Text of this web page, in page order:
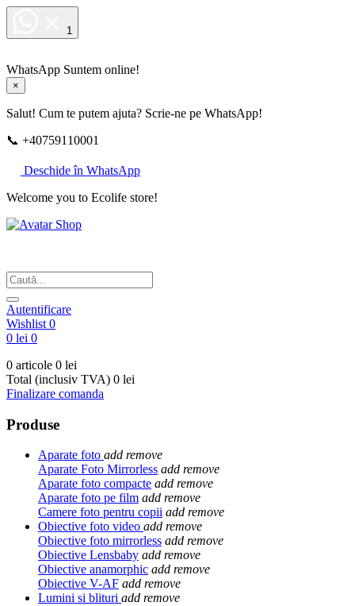
1
WhatsApp Suntem online!
×
Salut! Cum te putem ajuta? Scrie-ne pe WhatsApp!
📞 +40759110001
Deschide în WhatsApp
Welcome you to Ecolife store!
Autentificare
Wishlist 0
0 lei 0
0 articole 0 lei
Total (inclusiv TVA) 0 lei
Finalizare comanda
Produse
Aparate foto add remove
Aparate Foto Mirrorless add remove
Aparate foto compacte add remove
Aparate foto pe film add remove
Camere foto pentru copii add remove
Obiective foto video add remove
Obiective foto mirrorless add remove
Obiective Lensbaby add remove
Obiective anamorphic add remove
Obiective V-AF add remove
Lumini si blituri add remove